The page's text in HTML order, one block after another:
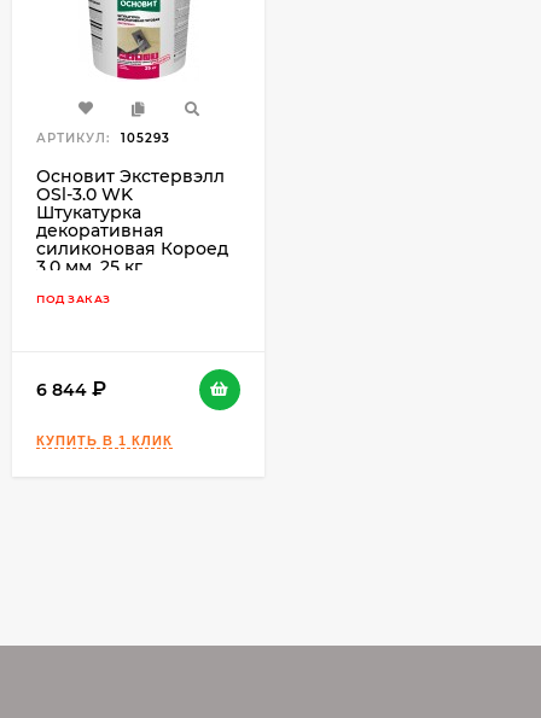
АРТИКУЛ: 105293
Основит Экстервэлл
OSl-3.0 WK
Штукатурка
декоративная
силиконовая Короед
3,0 мм, 25 кг.
ПОД ЗАКАЗ
6 844